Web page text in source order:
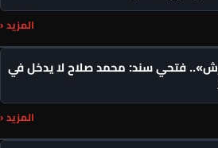
المزيد ‹
فتحي سند: محمد صلاح لا يدخل في
المزيد ‹